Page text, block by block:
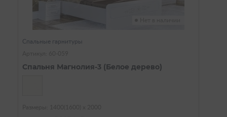
Спальные гарнитуры
Спальня Магнолия-3 (Белое дерево)